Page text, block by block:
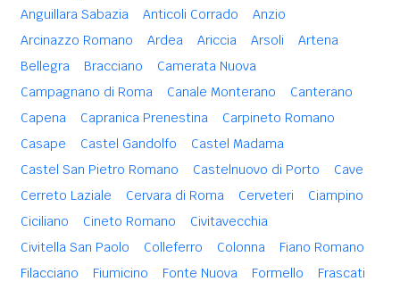
Anguillara Sabazia
Anticoli Corrado
Anzio
Arcinazzo Romano
Ardea Ariccia Arsoli
Artena
Bellegra
Bracciano
Camerata Nuova
Campagnano di Roma
Canale Monterano
Canterano
Capena
Capranica Prenestina
Carpineto Romano
Casape
Castel Gandolfo
Castel Madama
Castel San Pietro Romano
Castelnuovo di Porto
Cave
Cerreto Laziale
Cervara di Roma Cerveteri
Ciampino
Ciciliano
Cineto Romano
Civitavecchia
Civitella San Paolo
Colleferro Colonna
Fiano Romano
Filacciano
Fiumicino Fonte Nuova Formello
Frascati